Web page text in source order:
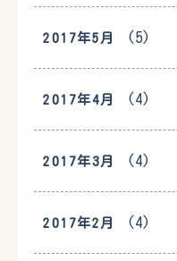
2017年5月 (5)
2017年4月 (4)
2017年3月 (4)
2017年2月 (4)